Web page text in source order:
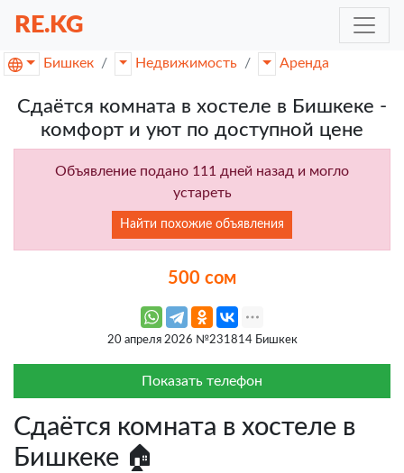
RE.KG
Бишкек Недвижимость Аренда
Сдаётся комната в хостеле в Бишкеке -
комфорт и уют по доступной цене
Объявление подано 111 дней назад и могло
устареть
Найти похожие объявления
500 сом
20 апреля 2026 №231814 Бишкек
Показать телефон
Сдаётся комната в хостеле в
Бишкеке 🏠